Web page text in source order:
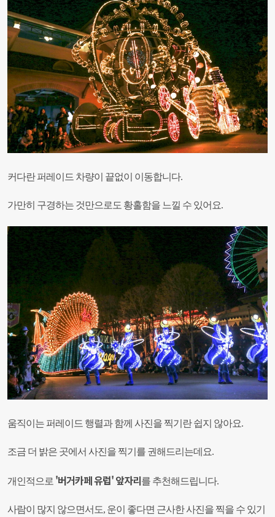
커다란 퍼레이드 차량이 끝없이 이동합니다.
가만히 구경하는 것만으로도 황홀함을 느낄 수 있어요.
움직이는 퍼레이드 행렬과 함께 사진을 찍기란 쉽지 않아요.
조금 더 밝은 곳에서 사진을 찍기를 권해드리는데요.
개인적으로 '버거카페 유럽' 앞자리를 추천해드립니다.
사람이 많지 않으면서도, 운이 좋다면 근사한 사진을 찍을 수 있기